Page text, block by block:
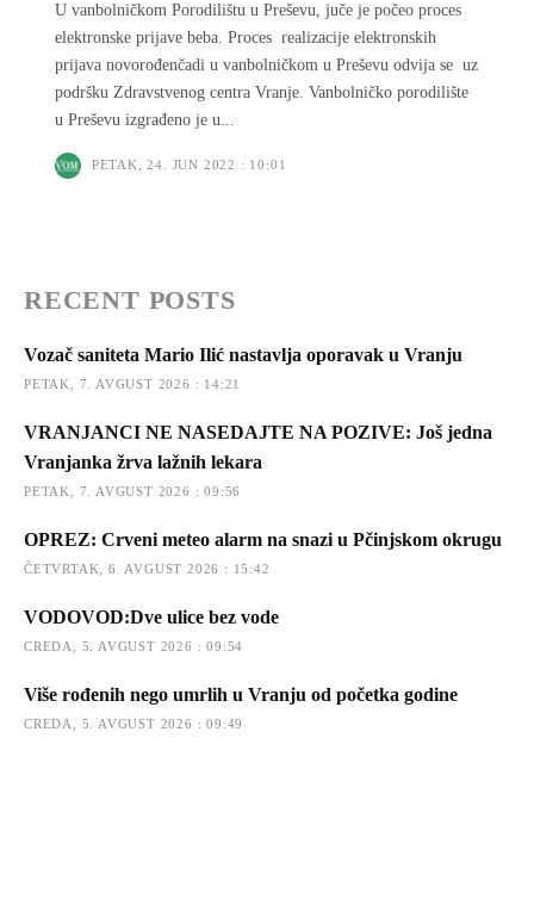
U vanbolničkom Porodilištu u Preševu, juče je počeo proces
elektronske prijave beba. Proces realizacije elektronskih
prijava novorođenčadi u vanbolničkom u Preševu odvija se uz
podršku Zdravstvenog centra Vranje. Vanbolničko porodilište
u Preševu izgrađeno je u...
PETAK, 24. JUN 2022 : 10:01
RECENT POSTS
Vozač saniteta Mario Ilić nastavlja oporavak u Vranju
PETAK, 7. AVGUST 2026 : 14:21
VRANJANCI NE NASEDAJTE NA POZIVE: Još jedna
Vranjanka žrva lažnih lekara
PETAK, 7. AVGUST 2026 : 09:56
OPREZ: Crveni meteo alarm na snazi u Pčinjskom okrugu
ČETVRTAK, 6. AVGUST 2026 : 15:42
VODOVOD:Dve ulice bez vode
CREDA, 5. AVGUST 2026 : 09:54
Više rođenih nego umrlih u Vranju od početka godine
CREDA, 5. AVGUST 2026 : 09:49